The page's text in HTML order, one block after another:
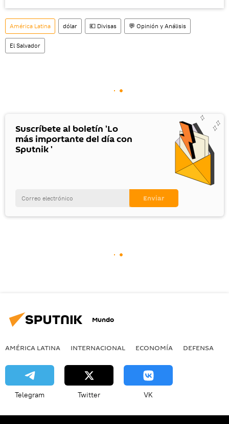
América Latina dólar 💶 Divisas 💬 Opinión y Análisis
El Salvador
Suscríbete al boletín 'Lo
más importante del día con
Sputnik '
Mundo
AMÉRICA LATINA INTERNACIONAL ECONOMÍA DEFENSA
Telegram Twitter VK